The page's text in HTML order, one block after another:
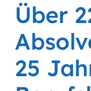
Über
25